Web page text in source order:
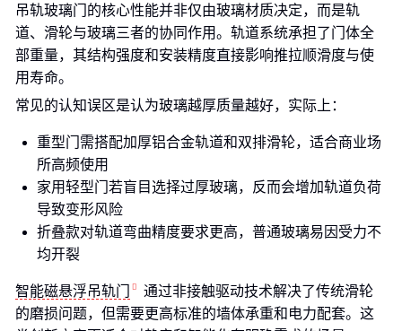
吊轨玻璃门的核心性能并非仅由玻璃材质决定，而是轨
道、滑轮与玻璃三者的协同作用。轨道系统承担了门体全
部重量，其结构强度和安装精度直接影响推拉顺滑度与使
用寿命。
常见的认知误区是认为玻璃越厚质量越好，实际上：
重型门需搭配加厚铝合金轨道和双排滑轮，适合商业场
所高频使用
家用轻型门若盲目选择过厚玻璃，反而会增加轨道负荷
导致变形风险
折叠款对轨道弯曲精度要求更高，普通玻璃易因受力不
均开裂
智能磁悬浮吊轨门
通过非接触驱动技术解决了传统滑轮
的磨损问题，但需要更高标准的墙体承重和电力配套。这